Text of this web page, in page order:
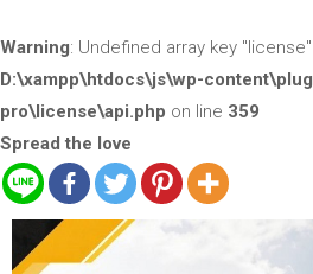
Warning: Undefined array key
D:\xampp\htdocs\js\wp-
pro\license\api.php on line 359
Spread the love